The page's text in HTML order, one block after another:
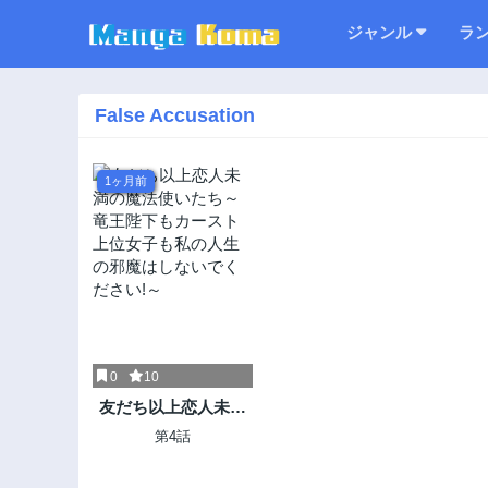
ジャンル ラ
False Accusation
1ヶ月前
0 10
友だち以上恋人未満
の魔法使いたち～竜
第4話